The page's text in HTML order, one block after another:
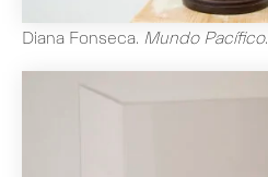
Diana Fonseca. Mundo Pacífico.